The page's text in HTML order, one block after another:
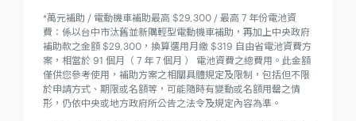
*萬元補助 / 電動機車補助最高 $29,300 / 最高 7 年份電池資
費：係以台中市汰舊並新購輕型電動機車補助，再加上中央政府
補助款之金額 $29,300，換算選用月繳 $319 自由省電池資費方
案，相當於 91 個月（ 7 年 7 個月 ） 電池資費之總費用。此金額
僅供您參考使用，補助方案之相關具體規定及限制，包括但不限
於申請方式、期限或名額等，可能隨時有變動或名額用罄之情
形，仍依中央或地方政府所公告之法令及規定內容為準。